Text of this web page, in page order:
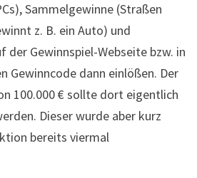
Sammelgewinne (Straßen
z. B. ein Auto) und
der Gewinnspiel-Webseite bzw. in
Gewinncode dann einlößen. Der
100.000 € sollte dort eigentlich
Dieser wurde aber kurz
bereits viermal